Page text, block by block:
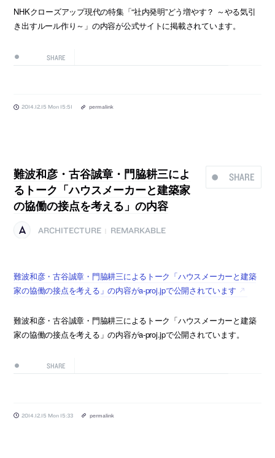
NHKクローズアップ現代の特集「“社内発明”どう増やす？ ～やる気引
き出すルール作り～」の内容が公式サイトに掲載されています。
SHARE
2014.12.15 Mon 15:51 permalink
SHARE
難波和彦・古谷誠章・門脇耕三によ
るトーク「ハウスメーカーと建築家
の協働の接点を考える」の内容
ARCHITECTURE REMARKABLE
難波和彦・古谷誠章・門脇耕三によるトーク「ハウスメーカーと建築
家の協働の接点を考える」の内容がa-proj.jpで公開されています
難波和彦・古谷誠章・門脇耕三によるトーク「ハウスメーカーと建築
家の協働の接点を考える」の内容がa-proj.jpで公開されています。
SHARE
2014.12.15 Mon 15:33 permalink